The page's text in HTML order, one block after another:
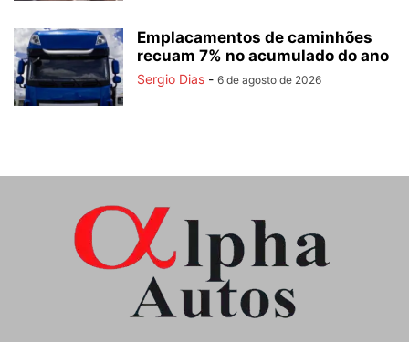
Emplacamentos de caminhões
recuam 7% no acumulado do ano
Sergio Dias - 6 de agosto de 2026